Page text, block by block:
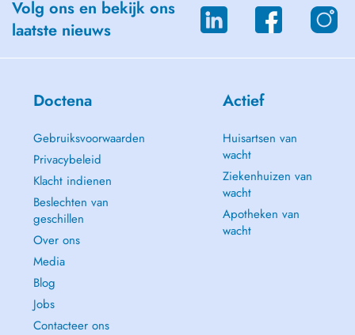
Volg ons en bekijk ons
laatste nieuws
Doctena
Gebruiksvoorwaarden
Privacybeleid
Klacht indienen
Beslechten van
geschillen
Over ons
Media
Blog
Jobs
Contacteer ons
Actief
Huisartsen van
wacht
Ziekenhuizen van
wacht
Apotheken van
wacht